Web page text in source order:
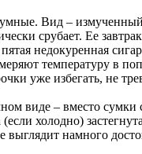
Вид –
срубает. Ее
недокуренная
температуру в
уже избегать, не
виде – вместо
холодно)
намного